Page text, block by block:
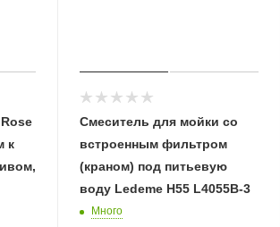
к
Смеситель для мойки со
встроенным фильтром
(краном) под питьевую
воду Ledeme H55 L4055B-3
Много